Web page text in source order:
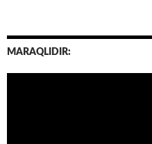
MARAQLIDIR: